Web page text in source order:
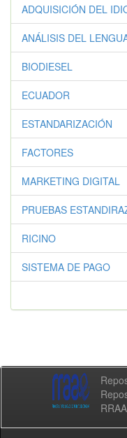
ADQUISICIÓN DEL
ANÁLISIS DEL
BIODIESEL
ECUADOR
ESTANDARIZACIÓN
FACTORES
MARKETING DIGITAL
PRUEBAS
RICINO
SISTEMA DE PAGO